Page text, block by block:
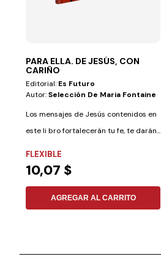
PARA ELLA. DE JESÚS, CON
CARIÑO
Editorial: Es Futuro
Autor:Selección De Maria Fontaine
Los mensajes de Jesús contenidos en
este li bro fortalecerán tu fe, te darán...
FLEXIBLE
10,07 $
AGREGAR AL CARRITO